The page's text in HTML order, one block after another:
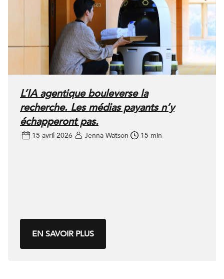
L’IA agentique bouleverse la
recherche. Les médias payants n’y
échapperont pas.
15 avril 2026 Jenna Watson 15 min
EN SAVOIR PLUS